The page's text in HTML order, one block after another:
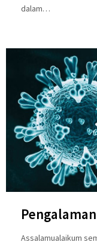
dalam…
Assalamualaikum